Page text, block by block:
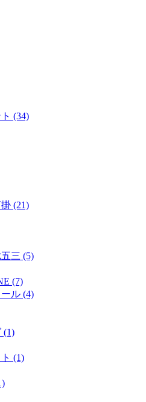
(34)
(21)
三 (5)
(7)
ル (4)
(1)
(1)